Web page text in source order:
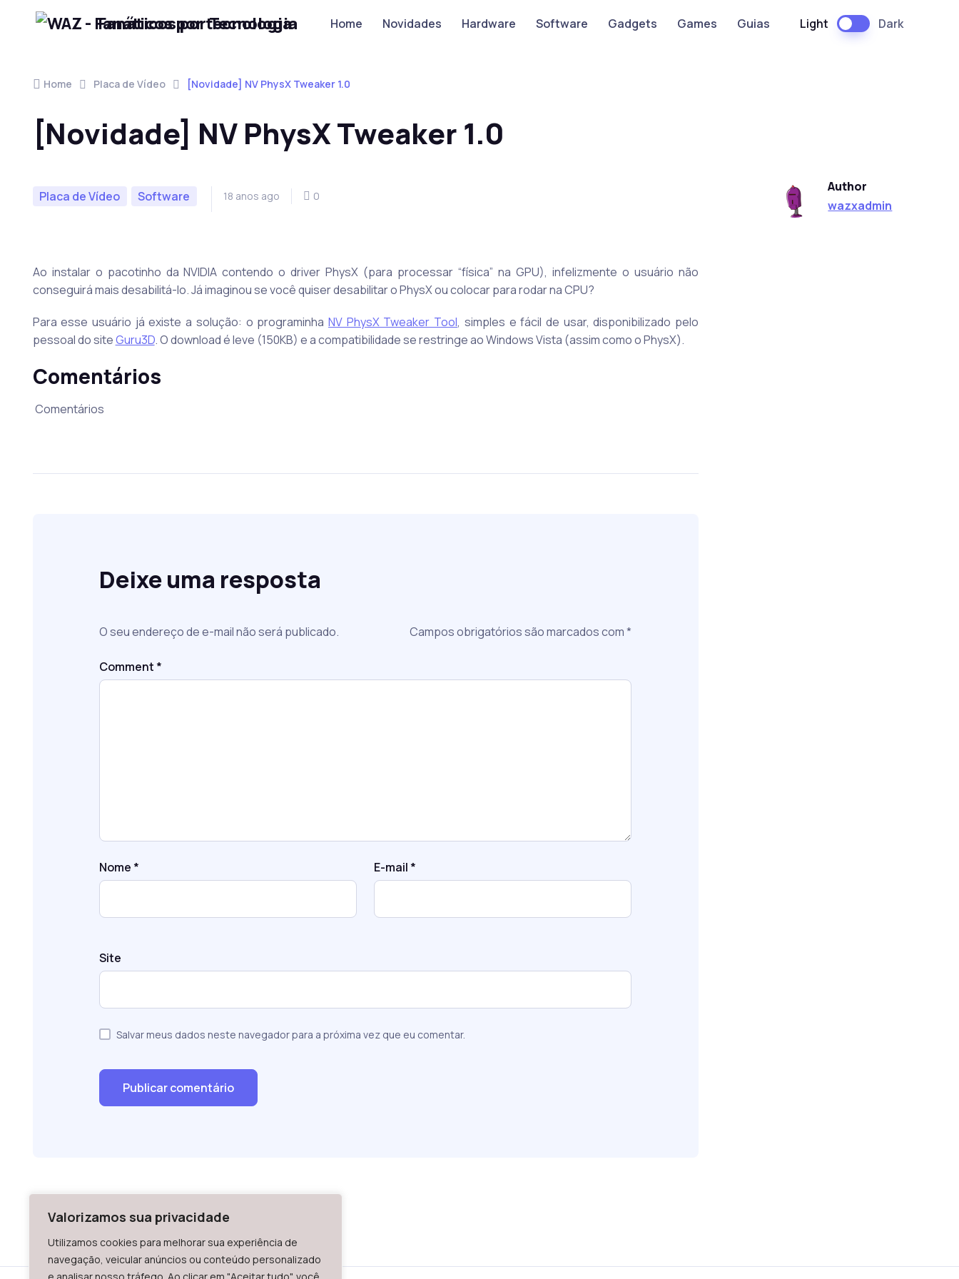
Valorizamos sua privacidade
Utilizamos cookies para melhorar sua experiência de
navegação, veicular anúncios ou conteúdo personalizado
Skip to navigation
Skip to contentFanáticos por Tecnologia Home Novidades Hardware Software Gadgets Games Guias Light Dark
Home Placa de Vídeo [Novidade] NV PhysX Tweaker 1.0
[Novidade] NV PhysX Tweaker 1.0
Placa de Vídeo Software 18 anos ago 0
Author
wazxadmin
Ao instalar o pacotinho da NVIDIA contendo o driver PhysX (para processar “física” na GPU), infelizmente o usuário não
conseguirá mais desabilitá-lo. Já imaginou se você quiser desabilitar o PhysX ou colocar para rodar na CPU?
Para esse usuário já existe a solução: o programinhaNV PhysX Tweaker Tool, simples e fácil de usar, disponibilizado pelo
pessoal do siteGuru3D. O download é leve (150KB) e a compatibilidade se restringe ao Windows Vista (assim como o PhysX).
Comentários
Comentários
Deixe uma resposta
O seu endereço de e-mail não será publicado. Campos obrigatórios são marcados com*
Comment *
Nome * E-mail *
Site
Salvar meus dados neste navegador para a próxima vez que eu comentar.